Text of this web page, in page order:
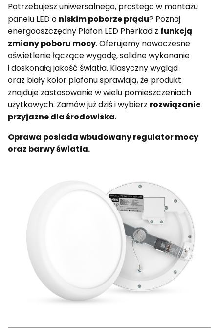
Potrzebujesz uniwersalnego, prostego w montażu
panelu LED o niskim poborze prądu? Poznaj
energooszczędny Plafon LED Pherkad z funkcją
zmiany poboru mocy. Oferujemy nowoczesne
oświetlenie łączące wygodę, solidne wykonanie
i doskonałą jakość światła. Klasyczny wygląd
oraz biały kolor plafonu sprawiają, że produkt
znajduje zastosowanie w wielu pomieszczeniach
użytkowych. Zamów już dziś i wybierz rozwiązanie
przyjazne dla środowiska.
Oprawa posiada wbudowany regulator mocy
oraz barwy światła.